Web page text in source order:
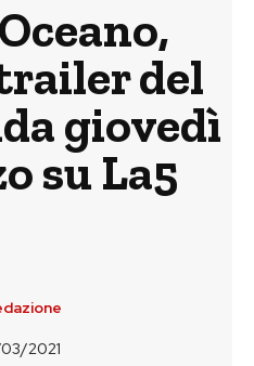
del
giovedì
su La5
2021